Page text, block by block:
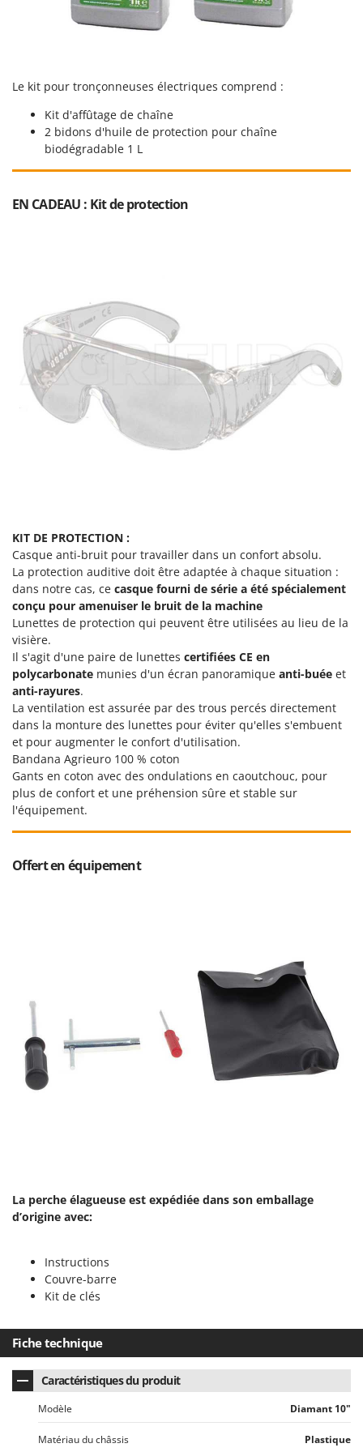
Master
McCulloch
MCH
Michelin
Mille
Mockmill
MTD
N
New O.M.R.A.
Nilfisk
Ninja
O
Officine Savioli
Oliviero
Olix
OMA
Omas
Ompagrill
Ooni
Oriental Koshin
Outdoorchef
P
Palazzetti
Palumbo Pavi
Partisani
Rato
Reber
Redback
River Systems
Robomow
Rover Pompe
Royal Food
S
S.T.P.
Santos
Sbaraglia
Schnitzer
Le kit pour tronçonneuses électriques comprend :
Kit d'affûtage de chaîne
2 bidons d'huile de protection pour chaîne
biodégradable 1 L
EN CADEAU : Kit de protection
KIT DE PROTECTION :
Casque anti-bruit pour travailler dans un confort absolu.
La protection auditive doit être adaptée à chaque situation :
dans notre cas, ce casque fourni de série a été spécialement
conçu pour amenuiser le bruit de la machine
Lunettes de protection qui peuvent être utilisées au lieu de la
visière.
Il s'agit d'une paire de lunettes certifiées CE en
polycarbonate munies d'un écran panoramique anti-buée et
anti-rayures.
La ventilation est assurée par des trous percés directement
dans la monture des lunettes pour éviter qu'elles s'embuent
et pour augmenter le confort d'utilisation.
Bandana Agrieuro 100 % coton
Gants en coton avec des ondulations en caoutchouc, pour
plus de confort et une préhension sûre et stable sur
l'équipement.
Offert en équipement
La perche élagueuse est expédiée dans son emballage
d’origine avec:
Instructions
Couvre-barre
Kit de clés
Fiche technique
Caractéristiques du produit
Modèle Diamant 10"
Matériau du châssis Plastique